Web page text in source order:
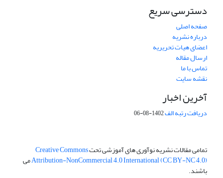
دسترسی سریع
صفحه اصلی
درباره نشریه
اعضای هیات تحریریه
ارسال مقاله
تماس با ما
نقشه سایت
آخرین اخبار
دریافت رتبه الف1402-08-06
تمامی مقالات نشریه نوآوری های آموزشی تحتCreative Commons
Attribution-NonCommercial 4.0 International (CC BY-NC 4.0)می
باشند.